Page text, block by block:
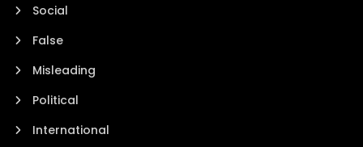
Social
False
Misleading
Political
International